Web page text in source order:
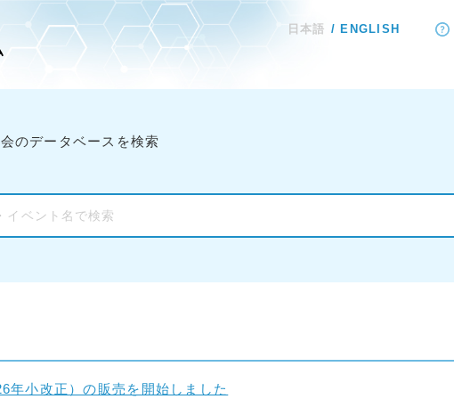
日本語 ENGLISH
のデータベースを検索
年小改正）の販売を開始しました